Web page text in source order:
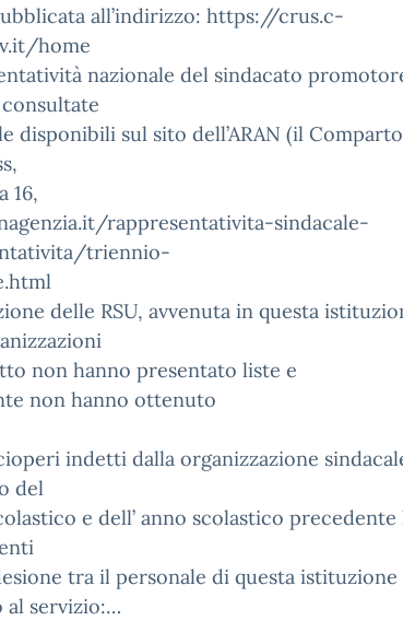
all’indirizzo: https://crus.c-
home
nazionale del sindacato
disponibili sul sito dell’ARAN (il
16,
rappresentativita-sindacale-
triennio-
delle RSU, avvenuta in questa
non hanno presentato liste e
non hanno ottenuto
indetti dalla organizzazione
del
e dell’ anno scolastico precedente
tra il personale di questa istituzione
al servizio:…